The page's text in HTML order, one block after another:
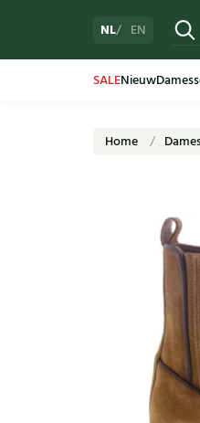
NL EN
SALENieuw
Home